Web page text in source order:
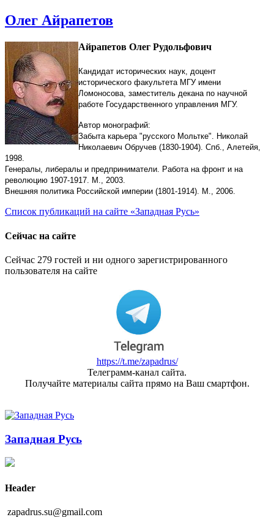
Олег Айрапетов
Айрапетов Олег Рудольфович
Кандидат исторических наук, доцент
исторического факультета МГУ имени
Ломоносова, заместитель декана по научной
работе Государственного управления МГУ.
Автор монографий:
Забыта карьера "русского Мольтке". Николай
Николаевич Обручев (1830-1904). Спб., Алетейя,
1998.
Генералы, либералы и предприниматели. Работа на фронт и на
революцию 1907-1917. М., 2003.
Внешняя политика Российской империи (1801-1914). М., 2006.
Список публикаций на сайте «Западная Русь»
Сейчас на сайте
Сейчас 279 гостей и ни одного зарегистрированного
пользователя на сайте
https://t.me/zapadrus/
Телеграмм-канал сайта.
Получайте материалы сайта прямо на Ваш смартфон.
Западная Русь
Header
zapadrus.su@gmail.com